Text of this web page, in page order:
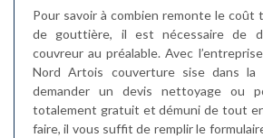
Pour savoir à combien remonte le coût
de gouttière, il est nécessaire de
couvreur au préalable. Avec
Nord Artois couverture sise dans la
demander un devis nettoyage ou
totalement gratuit et démuni de tout
faire, il vous suffit de remplir le